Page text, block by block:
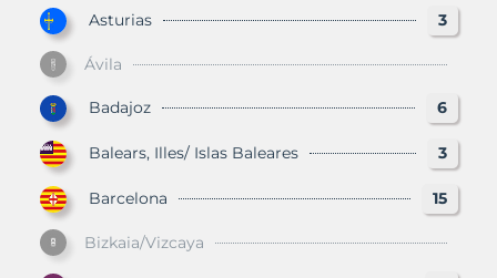
Asturias 3
Ávila
Badajoz 6
Balears, Illes/ Islas Baleares 3
Barcelona 15
Bizkaia/Vizcaya